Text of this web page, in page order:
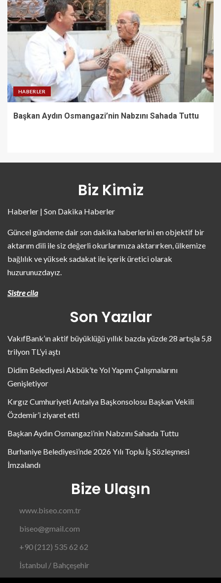
HABERLER
Başkan Aydın Osmangazi’nin Nabzını Sahada Tuttu
Biz Kimiz
Haberler | Son Dakika Haberler
Güncel gündeme dair son dakika haberlerini en objektif bir
aktarım dili ile siz değerli okurlarımıza aktarırken, ülkemize
bağlılık ve yüksek sadakat ile içerik üretici olarak
huzurunuzdayız.
Sistre cila
Son Yazılar
VakıfBank’ın aktif büyüklüğü yıllık bazda yüzde 28 artışla 5,8
trilyon TL’yi aştı
Didim Belediyesi Akbük’te Yol Yapım Çalışmalarını
Genişletiyor
Kırgız Cumhuriyeti Antalya Başkonsolosu Başkan Vekili
Özdemir’i ziyaret etti
Başkan Aydın Osmangazi’nin Nabzını Sahada Tuttu
Burhaniye Belediyesi’nde 2026 Yılı Toplu İş Sözleşmesi
İmzalandı
Bize Ulaşın
www.biseo.com.tr
biseo@gmail.com
+90 (212) 535 62 62
İstanbul / Bahçeşehir